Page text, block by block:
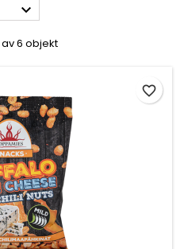

av 6 objekt
favorite_border